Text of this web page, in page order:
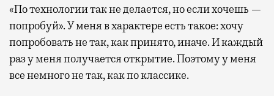
«По технологии так не делается, но если хочешь —
попробуй». У меня в характере есть такое: хочу
попробовать не так, как принято, иначе. И каждый
раз у меня получается открытие. Поэтому у меня
все немного не так, как по классике.